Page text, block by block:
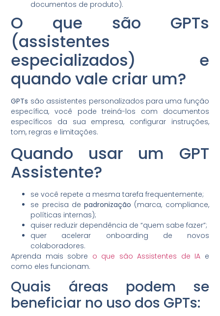
documentos de produto).
O que são GPTs
(assistentes
especializados) e
quando vale criar um?
GPTs são assistentes personalizados para uma função
específica, você pode treiná-los com documentos
específicos da sua empresa, configurar instruções,
tom, regras e limitações.
Quando usar um GPT
Assistente?
se você repete a mesma tarefa frequentemente;
se precisa depadronização (marca, compliance,
políticas internas);
quiser reduzir dependência de “quem sabe fazer”;
quer acelerar onboarding de novos
colaboradores.
Aprenda mais sobre o que são Assistentes de IA e
como eles funcionam.
Quais áreas podem se
beneficiar no uso dos GPTs: